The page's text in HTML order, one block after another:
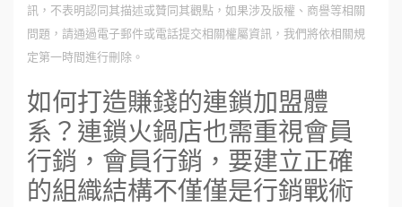
訊，不表明認同其描述或贊同其觀點，如果涉及版權、商譽等相關
問題，請通過電子郵件或電話提交相關權屬資訊，我們將依相關規
定第一時間進行刪除。
如何打造賺錢的連鎖加盟體
系？連鎖火鍋店也需重視會員
行銷，會員行銷，要建立正確
的組織結構不僅僅是行銷戰術